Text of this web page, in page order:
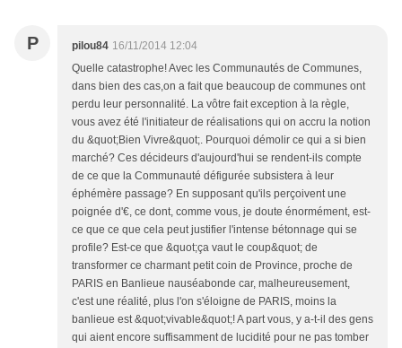
P pilou84 16/11/2014 12:04
Quelle catastrophe! Avec les Communautés de Communes,
dans bien des cas,on a fait que beaucoup de communes ont
perdu leur personnalité. La vôtre fait exception à la règle,
vous avez été l'initiateur de réalisations qui on accru la notion
du &quot;Bien Vivre&quot;. Pourquoi démolir ce qui a si bien
marché? Ces décideurs d'aujourd'hui se rendent-ils compte
de ce que la Communauté défigurée subsistera à leur
éphémère passage? En supposant qu'ils perçoivent une
poignée d'€, ce dont, comme vous, je doute énormément, est-
ce que ce que cela peut justifier l'intense bétonnage qui se
profile? Est-ce que &quot;ça vaut le coup&quot; de
transformer ce charmant petit coin de Province, proche de
PARIS en Banlieue nauséabonde car, malheureusement,
c'est une réalité, plus l'on s'éloigne de PARIS, moins la
banlieue est &quot;vivable&quot;! A part vous, y a-t-il des gens
qui aient encore suffisamment de lucidité pour ne pas tomber